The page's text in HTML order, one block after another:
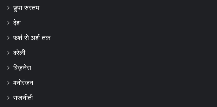
छुपा रुस्तम
देश
फर्श से अर्श तक
बरेली
बिज़नेस
मनोरंजन
राजनीती